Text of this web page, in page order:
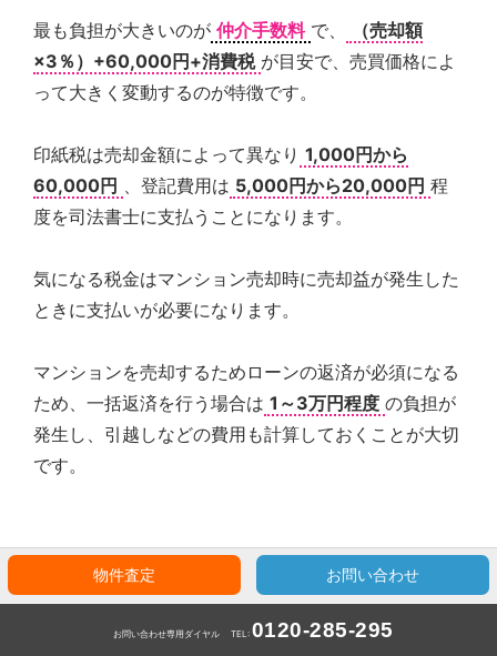
物件査定 お問い合わせ
お問い合わせ専用ダイヤル TEL: 0120-285-295
最も負担が大きいのが 仲介手数料 で、
（売却額
×3％）+60,000円+消費税 が目安で、売買価格によ
って大きく変動するのが特徴です。
印紙税は売却金額によって異なり 1,000円から
60,000円
、登記費用は 5,000円から20,000円 程
度を司法書士に支払うことになります。
気になる税金はマンション売却時に売却益が発生した
ときに支払いが必要になります。
マンションを売却するためローンの返済が必須になる
ため、一括返済を行う場合は 1～3万円程度 の負担が
発生し、引越しなどの費用も計算しておくことが大切
です。
マンション売却の平均的な査定額